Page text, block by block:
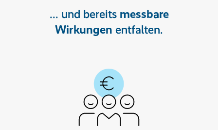
... und bereitsmessbare
Wirkungen entfalten.